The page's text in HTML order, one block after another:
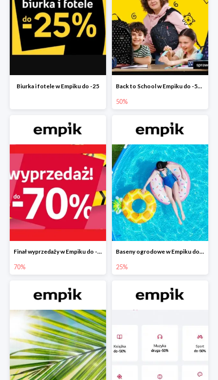
Biurka i fotele w Empiku do -25 Back to School w Empiku do -50%
50%
Finał wyprzedaży w Empiku do -70%
70%
Baseny ogrodowe w Empiku do -25%
25%